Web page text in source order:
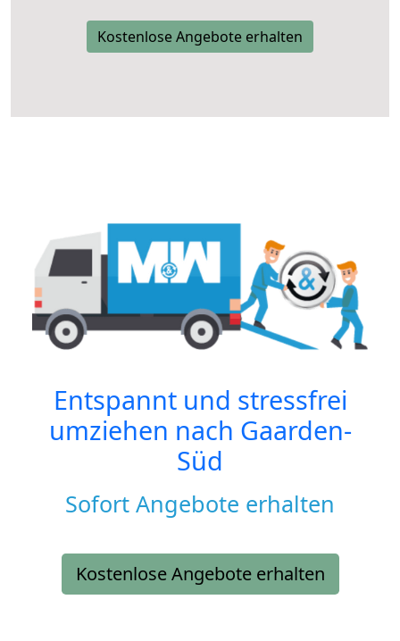
Kostenlose Angebote erhalten
Entspannt und stressfrei
umziehen nach Gaarden-
Süd
Sofort Angebote erhalten
Kostenlose Angebote erhalten